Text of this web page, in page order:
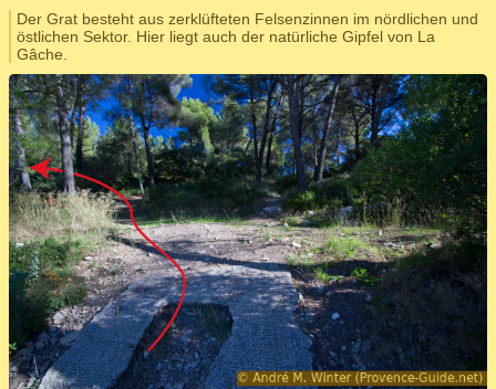
Der Grat besteht aus zerklüfteten Felsenzinnen im nördlichen und
östlichen Sektor. Hier liegt auch der natürliche Gipfel von La
Gâche.